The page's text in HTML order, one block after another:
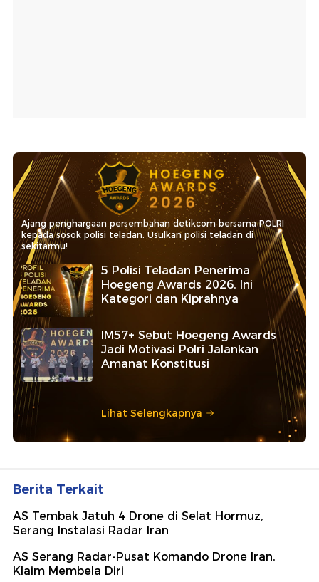
Ajang penghargaan persembahan detikcom bersama POLRI
kepada sosok polisi teladan. Usulkan polisi teladan di
sekitarmu!
5 Polisi Teladan Penerima
Hoegeng Awards 2026, Ini
Kategori dan Kiprahnya
IM57+ Sebut Hoegeng Awards
Jadi Motivasi Polri Jalankan
Amanat Konstitusi
Lihat Selengkapnya
Berita Terkait
AS Tembak Jatuh 4 Drone di Selat Hormuz,
Serang Instalasi Radar Iran
AS Serang Radar-Pusat Komando Drone Iran,
Klaim Membela Diri